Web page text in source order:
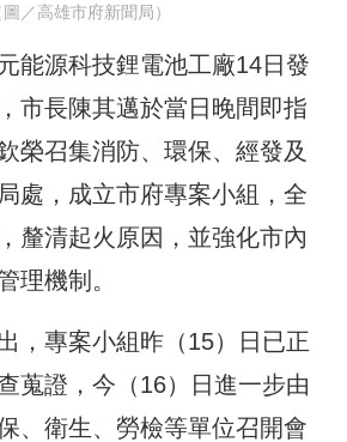
圖／高雄市府新聞局）
能源科技鋰電池工廠14日發
市長陳其邁於當日晚間即指
榮召集消防、環保、經發及
處，成立市府專案小組，全
釐清起火原因，並強化市內
理機制。
，專案小組昨（15）日已正
蒐證，今（16）日進一步由
、衛生、勞檢等單位召開會